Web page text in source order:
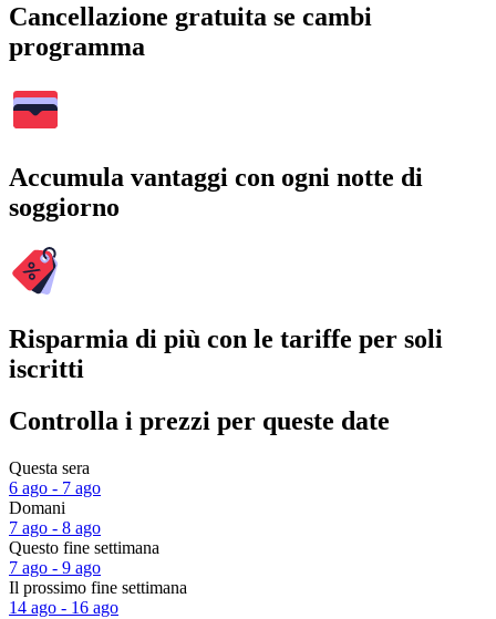
Cancellazione gratuita se cambi
programma
Accumula vantaggi con ogni notte di
soggiorno
Risparmia di più con le tariffe per soli
iscritti
Controlla i prezzi per queste date
Questa sera
6 ago - 7 ago
Domani
7 ago - 8 ago
Questo fine settimana
7 ago - 9 ago
Il prossimo fine settimana
14 ago - 16 ago